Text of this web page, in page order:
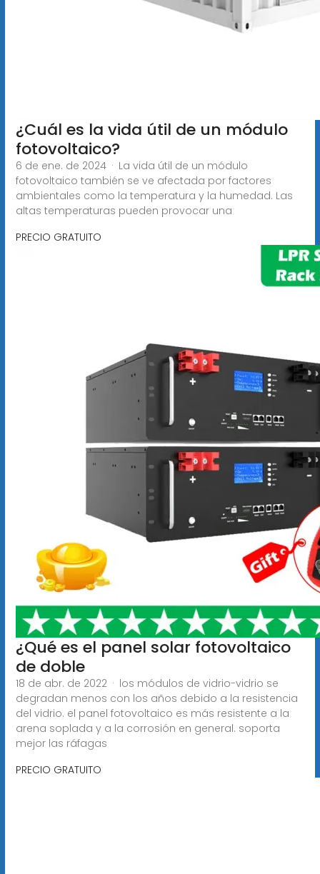
¿Cuál es la vida útil de un módulo
fotovoltaico?
6 de ene. de 2024 · La vida útil de un módulo
fotovoltaico también se ve afectada por factores
ambientales como la temperatura y la humedad. Las
altas temperaturas pueden provocar una
PRECIO GRATUITO
¿Qué es el panel solar fotovoltaico
de doble
18 de abr. de 2022 · los módulos de vidrio-vidrio se
degradan menos con los años debido a la resistencia
del vidrio. el panel fotovoltaico es más resistente a la
arena soplada y a la corrosión en general. soporta
mejor las ráfagas
PRECIO GRATUITO